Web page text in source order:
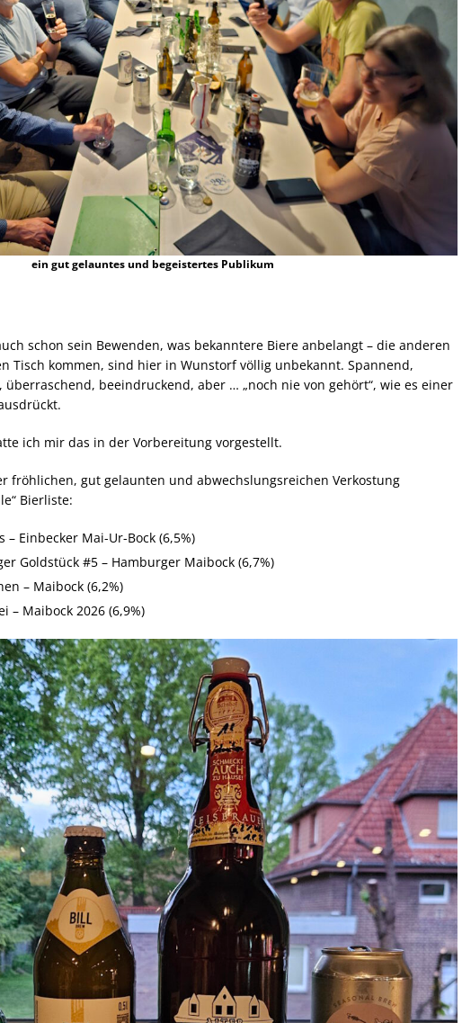
ein gut gelauntes und begeistertes Publikum
schon sein Bewenden, was bekanntere Biere anbelangt – die anderen
Tisch kommen, sind hier in Wunstorf völlig unbekannt. Spannend,
überraschend, beeindruckend, aber … „noch nie von gehört“, wie es einer
ich mir das in der Vorbereitung vorgestellt.
fröhlichen, gut gelaunten und abwechslungsreichen Verkostung
Bierliste:
– Einbecker Mai-Ur-Bock (6,5%)
Goldstück #5 – Hamburger Maibock (6,7%)
– Maibock (6,2%)
– Maibock 2026 (6,9%)